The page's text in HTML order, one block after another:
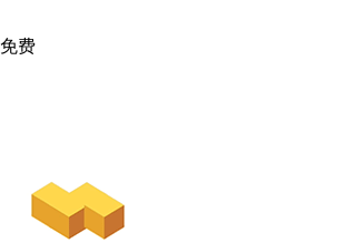
免费